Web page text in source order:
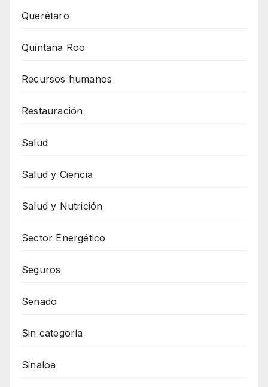
Querétaro
Quintana Roo
Recursos humanos
Restauración
Salud
Salud y Ciencia
Salud y Nutrición
Sector Energético
Seguros
Senado
Sin categoría
Sinaloa